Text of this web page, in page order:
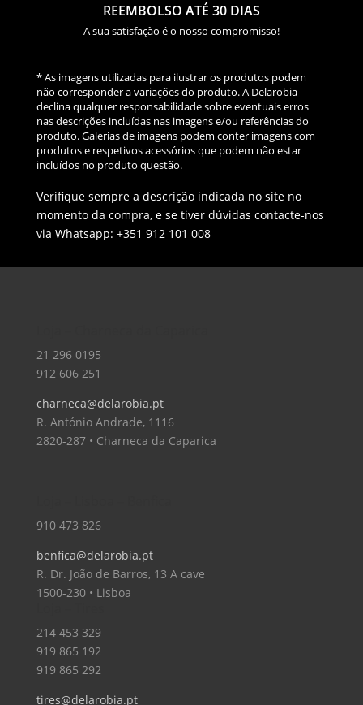
REEMBOLSO ATÉ 30 DIAS
A sua satisfação é o nosso compromisso!
* As imagens utilizadas para ilustrar os produtos podem
não corresponder a variações do produto. A Delarobia
declina qualquer responsabilidade sobre eventuais erros
nas descrições incluídas nas imagens e/ou referências do
produto. Galerias de imagens podem conter imagens com
produtos e respetivos acessórios que podem não estar
incluídos no produto questão.
Verifique sempre a descrição indicada no site no
momento da compra, e se tiver dúvidas contacte-nos
via Whatsapp: +351 912 101 008
21 296 0195
912 606 251
charneca@delarobia.pt
R. António Andrade, 1116
2820-287 • Charneca da Caparica
910 473 826
benfica@delarobia.pt
R. Dr. João de Barros, 13 A cave
1500-230 • Lisboa
214 453 329
919 865 192
919 865 292
tires@delarobia.pt